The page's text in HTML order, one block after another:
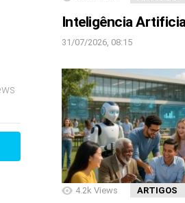
Inteligência
31/07/2026, 08:15
4.2k Views ARTIGOS